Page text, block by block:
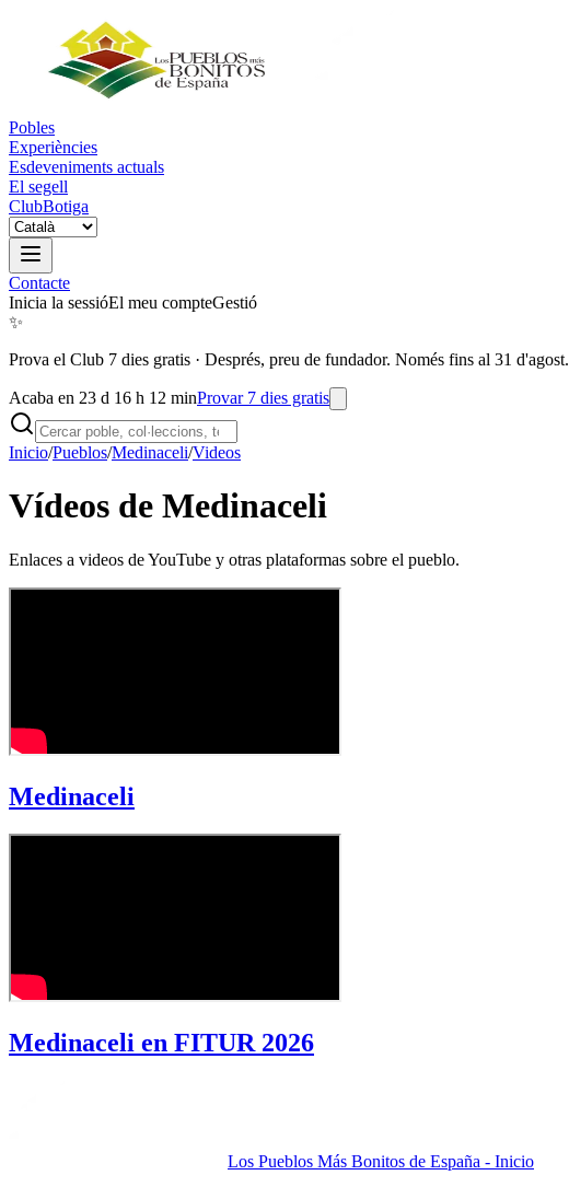
Pobles
Experiències
Esdeveniments actuals
El segell
ClubBotiga
Contacte
Inicia la sessióEl meu compteGestió
✨
Prova el Club 7 dies gratis · Després, preu de fundador. Només fins al 31 d'agost.
Acaba en 23 d 16 h 12 minProvar 7 dies gratis
Inicio/Pueblos/Medinaceli/Videos
Vídeos de Medinaceli
Enlaces a videos de YouTube y otras plataformas sobre el pueblo.
Medinaceli
Medinaceli en FITUR 2026
Los Pueblos Más Bonitos de España - Inicio